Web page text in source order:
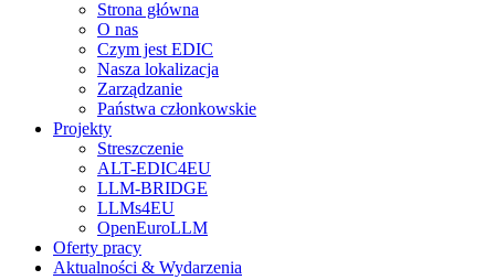
Strona główna
O nas
Czym jest EDIC
Nasza lokalizacja
Zarządzanie
Państwa członkowskie
Projekty
Streszczenie
ALT-EDIC4EU
LLM-BRIDGE
LLMs4EU
OpenEuroLLM
Oferty pracy
Aktualności & Wydarzenia